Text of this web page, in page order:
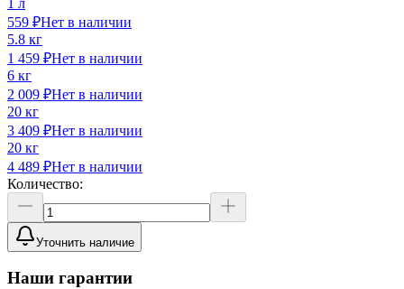
559 ₽Нет в наличии
5.8 кг
1 459 ₽Нет в наличии
6 кг
2 009 ₽Нет в наличии
20 кг
3 409 ₽Нет в наличии
20 кг
4 489 ₽Нет в наличии
Количество:
Уточнить наличие
Наши гарантии